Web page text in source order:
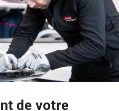
de votre